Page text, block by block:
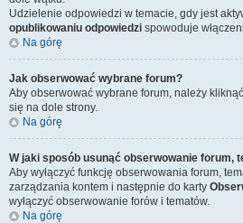
Udzielenie odpowiedzi w temacie, gdy jest
opublikowaniu odpowiedzi spowoduje
Na górę
Jak obserwować wybrane forum?
Aby obserwować wybrane forum, należy
się na dole strony.
Na górę
W jaki sposób usunąć obserwowanie forum,
Aby wyłączyć funkcję obserwowania forum,
zarządzania kontem i następnie do karty
wyłączyć obserwowanie forów i tematów.
Na górę